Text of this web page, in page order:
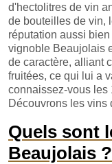
d'hectolitres de vin
de bouteilles de vin,
réputation aussi
vignoble Beaujolais
de caractère, alliant
fruitées, ce qui lui a
connaissez-vous les
Découvrons les vins
Quels sont
Beaujolais ?